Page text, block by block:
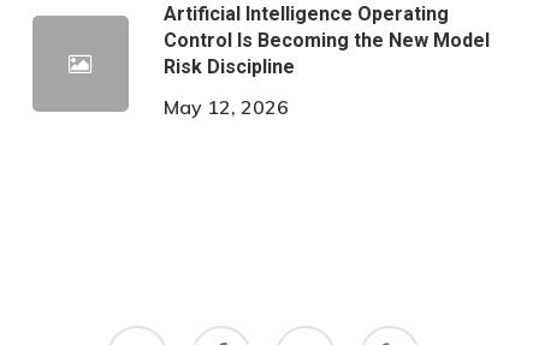
Artificial Intelligence Operating
Control Is Becoming the New Model
Risk Discipline
May 12, 2026
twitter facebook google- yelp